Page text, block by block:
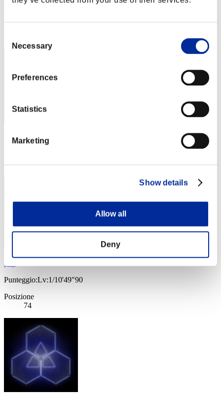
Selection
Necessary
Preferences
Statistics
Marketing
Show details
Allow all
Deny
Punteggio: -
yup
Punteggio:Lv:1/10'49"90
Posizione
74